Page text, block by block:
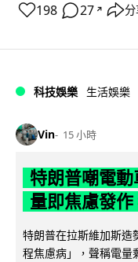
198 27 ↗
科技娛樂 生活娛樂
Vin 15 小時
特朗普嘲電
量即焦慮發
特朗普在拉斯維加斯造
程焦慮病」，聲稱電量